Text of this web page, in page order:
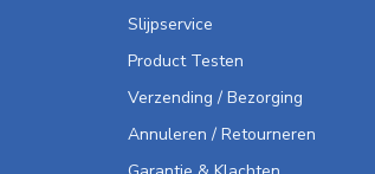
Slijpservice
Product Testen
Verzending / Bezorging
Annuleren / Retourneren